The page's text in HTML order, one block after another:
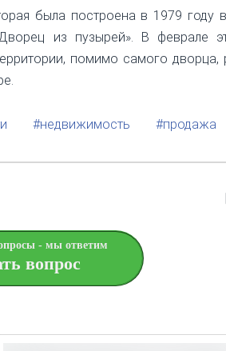
была построена в 1979 году
из пузырей». В феврале
помимо самого дворца,
#недвижимость
#продажа
- мы ответим
вопрос